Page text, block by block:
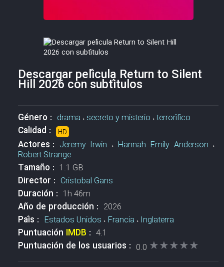
Descargar película Return to Silent
Hill 2026 con subtítulos
Género : drama ، secreto y misterio ،terrorífico
Calidad : HD
Actores : Jeremy Irwin ، Hannah Emily Anderson ،
Robert Strange
Tamaño : 1.1 GB
Director : Cristobal Gans
Duración : 1h 46m
Año de producción : 2026
País : Estados Unidos ، Francia ، Inglaterra
Puntuación IMDB : 4.1
Puntuación de los usuarios : 0.0 ★★★★★
★★★★★